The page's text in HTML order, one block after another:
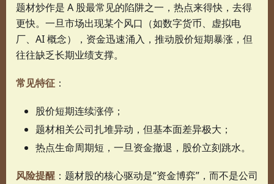
题材炒作是 A 股最常见的陷阱之一，热点来得快，去得
更快。一旦市场出现某个风口（如数字货币、虚拟电
厂、AI 概念），资金迅速涌入，推动股价短期暴涨，但
往往缺乏长期业绩支撑。
常见特征 ：
股价短期连续涨停；
题材相关公司扎堆异动，但基本面差异极大；
热点生命周期短，一旦资金撤退，股价立刻跳水。
风险提醒 ：题材股的核心驱动是“资金博弈”，而不是公司